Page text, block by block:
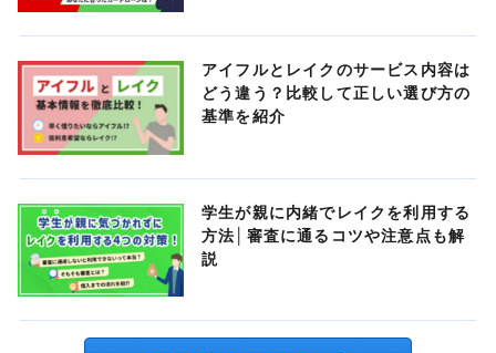
アイフルとレイクのサービス内容は
どう違う？比較して正しい選び方の
基準を紹介
学生が親に内緒でレイクを利用する
方法│審査に通るコツや注意点も解
説